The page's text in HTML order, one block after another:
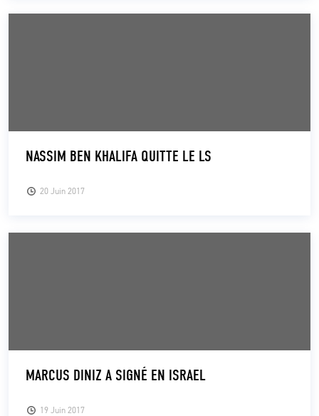
20 Juin 2017
NASSIM BEN KHALIFA QUITTE LE LS
19 Juin 2017
MARCUS DINIZ A SIGNÉ EN ISRAEL